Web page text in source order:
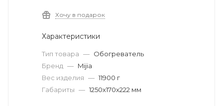
Хочу в подарок
Характеристики
Тип товара — Обогреватель
Бренд — Mijia
Вес изделия — 11900 г
Габариты — 1250х170х222 мм